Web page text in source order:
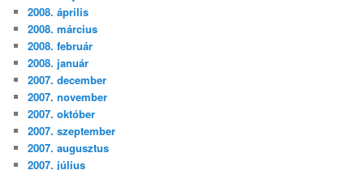
2008. április
2008. március
2008. február
2008. január
2007. december
2007. november
2007. október
2007. szeptember
2007. augusztus
2007. július